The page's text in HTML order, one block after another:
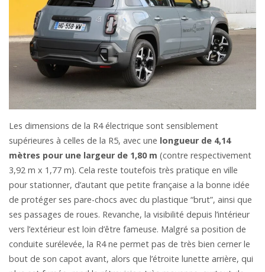
Les dimensions de la R4 électrique sont sensiblement
supérieures à celles de la R5, avec une longueur de 4,14
mètres pour une largeur de 1,80 m (contre respectivement
3,92 m x 1,77 m). Cela reste toutefois très pratique en ville
pour stationner, d’autant que petite française a la bonne idée
de protéger ses pare-chocs avec du plastique “brut”, ainsi que
ses passages de roues. Revanche, la visibilité depuis l’intérieur
vers l’extérieur est loin d’être fameuse. Malgré sa position de
conduite surélevée, la R4 ne permet pas de très bien cerner le
bout de son capot avant, alors que l’étroite lunette arrière, qui